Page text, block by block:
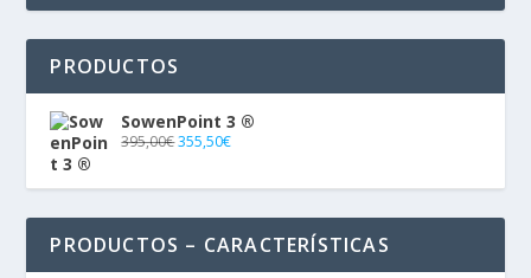
PRODUCTOS
SowenPoint 3 ®
395,00€355,50€
PRODUCTOS – CARACTERÍSTICAS